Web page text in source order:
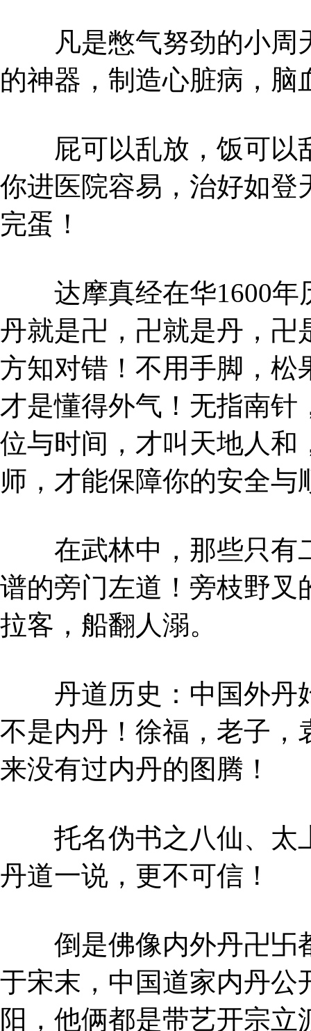
凡是憋气努劲的小周
的神器，制造心脏病，脑
屁可以乱放，饭可以
你进医院容易，治好如登
完蛋！
达摩真经在华1600年
丹就是卍，卍就是丹，卍
方知对错！不用手脚，松
才是懂得外气！无指南
位与时间，才叫天地人和
师，才能保障你的安全与
在武林中，那些只有
谱的旁门左道！旁枝野叉
拉客，船翻人溺。
丹道历史：中国外丹
不是内丹！徐福，老子，
来没有过内丹的图腾！
托名伪书之八仙、太
丹道一说，更不可信！
倒是佛像内外丹卍卐
于宋末，中国道家内丹公
阳，他俩都是带艺开宗